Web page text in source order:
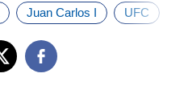
Juan Carlos I UFC